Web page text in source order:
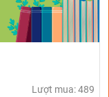
Lượt mua: 489